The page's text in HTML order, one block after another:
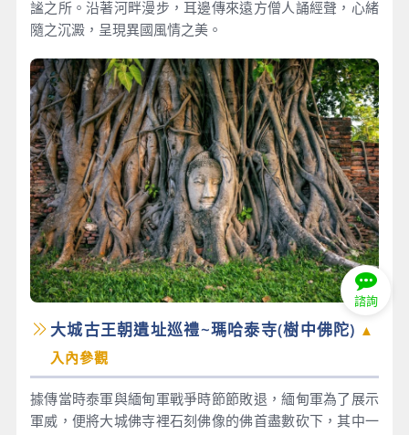
謐之所。沿著河畔漫步，耳邊傳來遠方僧人誦經聲，心緒
隨之沉澱，呈現異國風情之美。
大城古王朝遺址巡禮~瑪哈泰寺(樹中佛陀) ▲
入內參觀
據傳當時泰軍與緬甸軍戰爭時節節敗退，緬甸軍為了展示
軍威，便將大城佛寺裡石刻佛像的佛首盡數砍下，其中一
諮詢